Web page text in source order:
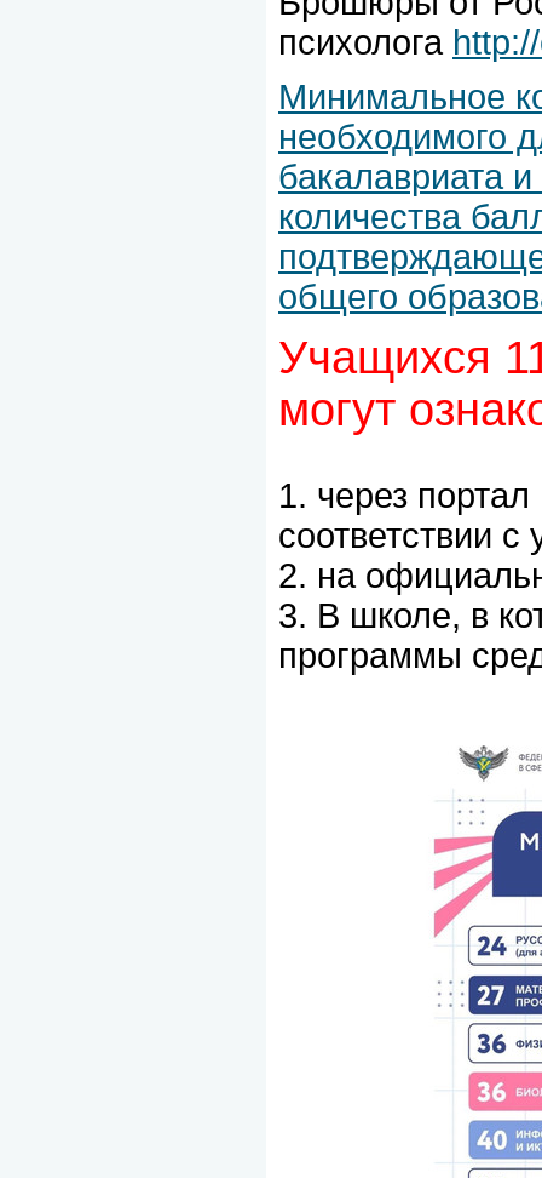
психолога
Минимальное
необходимого
бакалавриата
количества
общего
Учащихся
могут
1. через
соответствии
2. на
3. В школе, в
программы